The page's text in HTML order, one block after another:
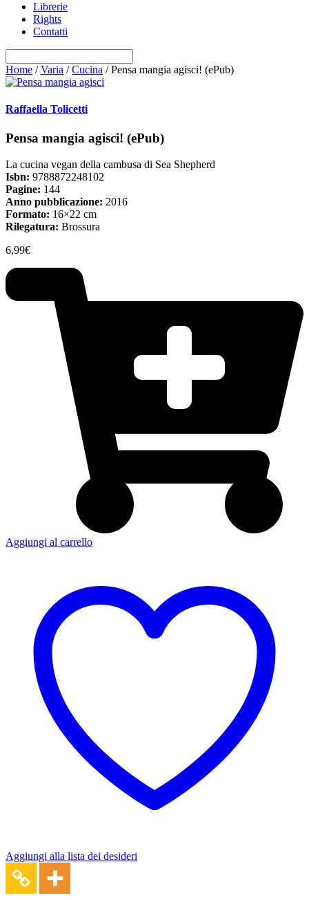
Librerie
Rights
Contatti
Home /Varia /Cucina / Pensa mangia agisci! (ePub)
Raffaella Tolicetti
Pensa mangia agisci! (ePub)
La cucina vegan della cambusa di Sea Shepherd
Isbn: 9788872248102
Pagine: 144
Anno pubblicazione: 2016
Formato: 16×22 cm
Rilegatura: Brossura
6,99€
Aggiungi al carrello
Aggiungi alla lista dei desideri